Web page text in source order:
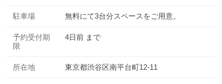
駐車場 無料にて3台分スペースをご用意。
予約受付期
限
4日前 まで
所在地 東京都渋谷区南平台町12-11